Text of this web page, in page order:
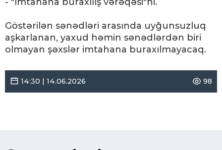
Göstərilən sənədləri arasında uyğunsuzluq
aşkarlanan, yaxud həmin sənədlərdən biri
olmayan şəxslər imtahana buraxılmayacaq.
14:30 | 14.06.2026 98